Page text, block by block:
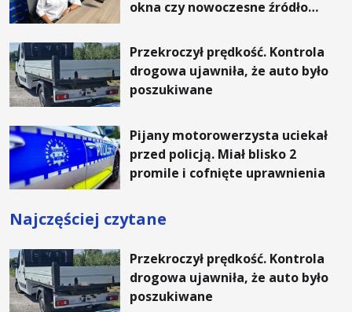
okna czy nowoczesne źródło
rachunki za energię, lepszy
komfort życia i... czystsze
powietrze
Przekroczył prędkość. Kontrola
drogowa ujawniła, że auto było
poszukiwane
Pijany motorowerzysta uciekał
przed policją. Miał blisko 2
promile i cofnięte uprawnienia
Najczęściej czytane
Przekroczył prędkość. Kontrola
drogowa ujawniła, że auto było
poszukiwane